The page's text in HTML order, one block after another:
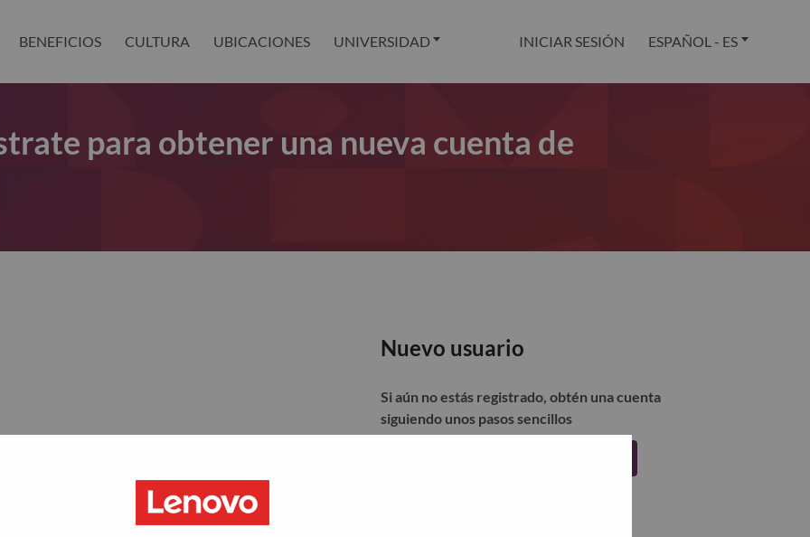
BENEFICIOS CULTURA UBICACIONES UNIVERSIDAD INICIAR SESIÓN ESPAÑOL - ES
para obtener una nueva cuenta de
Nuevo usuario
Si aún no estás registrado, obtén una cuenta
siguiendo unos pasos sencillos